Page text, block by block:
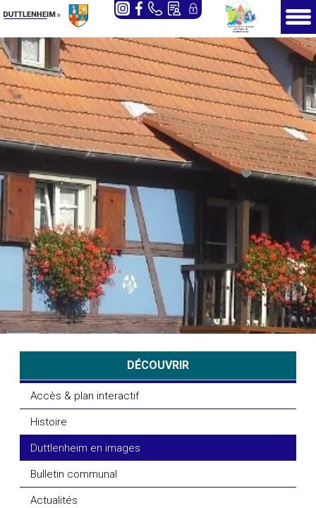
DÉCOUVRIR
Accès & plan interactif
Histoire
Duttlenheim en images
Bulletin communal
Actualités